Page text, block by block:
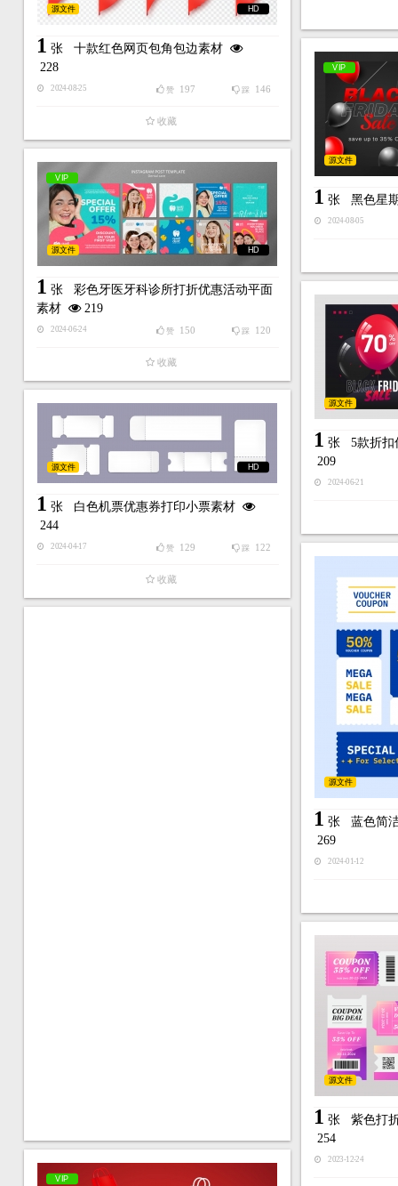
HD
源文件
1 张 十款红色网页包角包边素材
228
2024-08-25 踩 146
赞 197
收藏
VIP
源文件
1 张 黑色星
2024-08-05
VIP
HD
源文件
1 张 彩色牙医牙科诊所打折优惠活动平面
素材
219
2024-06-24 踩 120
赞 150
收藏
源文件
1 张 5款折扣
209
2024-06-21
HD
源文件
1 张 白色机票优惠券打印小票素材
244
2024-04-17 踩 122
赞 129
收藏
源文件
1 张 蓝色简
269
2024-01-12
源文件
1 张 紫色打
254
2023-12-24
VIP